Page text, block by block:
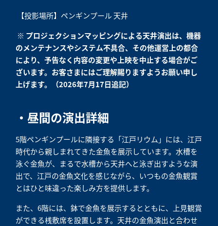
【投影場所】ペンギンプール 天井
※ プロジェクションマッピングによる天井演出は、機器
のメンテナンスやシステム不具合、その他運営上の都合
により、予告なく内容の変更や上映を中止する場合がご
ざいます。お客さまにはご理解賜りますようお願い申し
上げます。（2026年7月17日追記）
・昼間の演出詳細
5階ペンギンプールに隣接する「江戸リウム」には、江戸
時代から親しまれてきた金魚を展示しています。水槽を
泳ぐ金魚が、まるで水槽から天井へと泳ぎ出すような演
出で、江戸の金魚文化を感じながら、いつもの金魚観賞
とはひと味違った楽しみ方を提供します。
また、6階には、鉢で金魚を展示するとともに、上見観賞
ができる桟敷席を設置します。天井の金魚演出と合わせ